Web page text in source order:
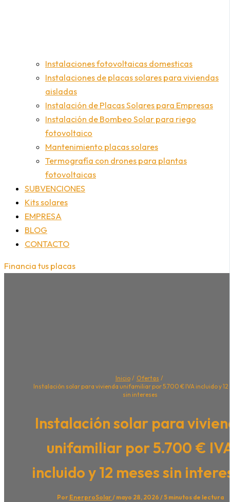
Instalaciones fotovoltaicas domesticas
Instalaciones de placas solares para viviendas
aisladas
Instalación de Placas Solares para Empresas
Instalación de Bombeo Solar para riego
fotovoltaico
Mantenimiento placas solares
Termografía con drones para plantas
fotovoltaicas
SUBVENCIONES
Kits solares
EMPRESA
BLOG
CONTACTO
Financia tus placas
Inicio
Ofertas
Instalación solar para vivienda unifamiliar por 5.700 € IVA incluido y 12
sin intereses
Instalación solar para
unifamiliar por 5.700 €
incluido y 12 meses sin
Por EnerproSolar / mayo 28, 2026 / 5 minutos de lectura